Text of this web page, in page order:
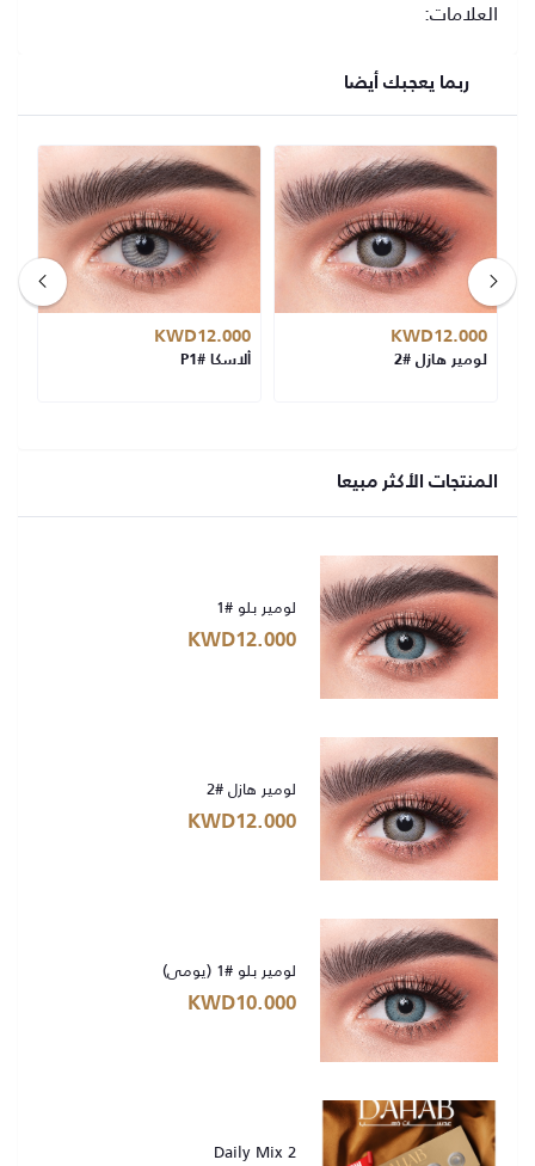
المنتجات الأكثر مبيعا
لومير بلو #1
KWD12.000
لومير هازل #2
KWD12.000
لومير بلو #1 (يومي)
KWD10.000
Daily Mix 2
العلامات:
ربما يعجبك أيضا
KWD12.000
لومير هازل #2
KWD12.000
ألاسكا #P1